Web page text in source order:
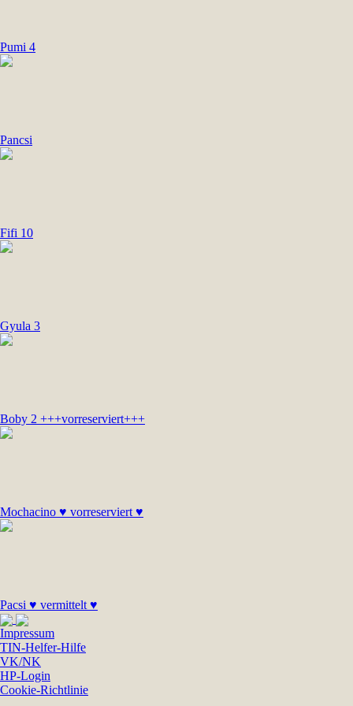
Pumi 4
Pancsi
Fifi 10
Gyula 3
Boby 2 +++vorreserviert+++
Mochacino ♥ vorreserviert ♥
Pacsi ♥ vermittelt ♥
Impressum
TIN-Helfer-Hilfe
VK/NK
HP-Login
Cookie-Richtlinie